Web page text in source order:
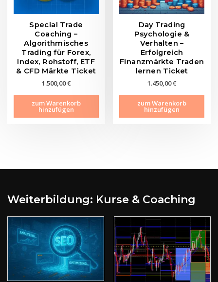
Special Trade
Coaching –
Algorithmisches
Trading für Forex,
Index, Rohstoff, ETF
& CFD Märkte Ticket
1.500,00€
zum Warenkorb
hinzufügen
Day Trading
Psychologie &
Verhalten –
Erfolgreich
Finanzmärkte Traden
lernen Ticket
1.450,00€
zum Warenkorb
hinzufügen
Weiterbildung: Kurse & Coaching